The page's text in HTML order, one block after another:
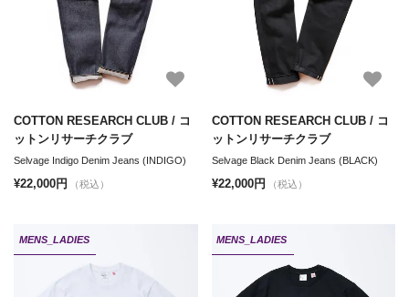
COTTON RESEARCH CLUB / コ
ットンリサーチクラブ
Selvage Indigo Denim Jeans (INDIGO)
¥22,000円 （税込）
COTTON RESEARCH CLUB / コ
ットンリサーチクラブ
Selvage Black Denim Jeans (BLACK)
¥22,000円 （税込）
MENS_LADIES MENS_LADIES